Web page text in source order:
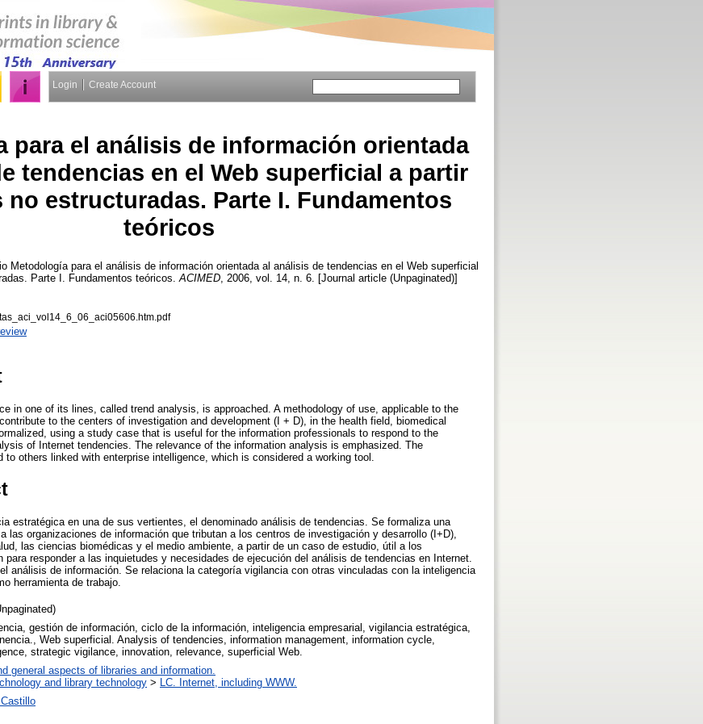
Login Create Account
para el análisis de información orientada
tendencias en el Web superficial a partir
no estructuradas. Parte I. Fundamentos
teóricos
Metodología para el análisis de información orientada al análisis de tendencias en el Web superficial
Parte I. Fundamentos teóricos. ACIMED , 2006, vol. 14, n. 6. [Journal article (Unpaginated)]
in one of its lines, called trend analysis, is approached. A methodology of use, applicable to the
to the centers of investigation and development (I + D), in the health field, biomedical
using a study case that is useful for the information professionals to respond to the
of Internet tendencies. The relevance of the information analysis is emphasized. The
others linked with enterprise intelligence, which is considered a working tool.
estratégica en una de sus vertientes, el denominado análisis de tendencias. Se formaliza una
las organizaciones de información que tributan a los centros de investigación y desarrollo (I+D),
las ciencias biomédicas y el medio ambiente, a partir de un caso de estudio, útil a los
para responder a las inquietudes y necesidades de ejecución del análisis de tendencias en Internet.
análisis de información. Se relaciona la categoría vigilancia con otras vinculadas con la inteligencia
herramienta de trabajo.
gestión de información, ciclo de la información, inteligencia empresarial, vigilancia estratégica,
Web superficial. Analysis of tendencies, information management, information cycle,
strategic vigilance, innovation, relevance, superficial Web.
general aspects of libraries and information.
and library technology >
LC. Internet, including WWW.